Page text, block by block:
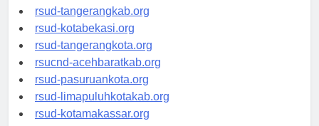
universitasindonesia.org
rsud-tangerangkab.org
rsud-kotabekasi.org
rsud-tangerangkota.org
rsucnd-acehbaratkab.org
rsud-pasuruankota.org
rsud-limapuluhkotakab.org